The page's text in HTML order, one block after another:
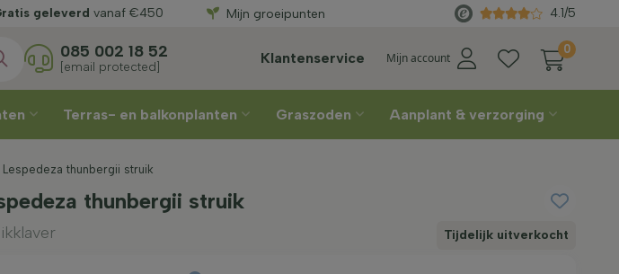
Gratis geleverd
Mijn groeipunten 4.1/5
Klantenservice Mijn account
0
085 002 18 52
[email protected]
Terras- en balkonplanten Graszoden Aanplant & verzorging
thunbergii struik
thunbergii struik
Tijdelijk uitverkocht